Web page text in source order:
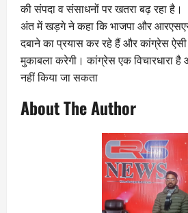
की संपदा व संसाधनों पर खतरा बढ़ रहा है।
अंत में खड़गे ने कहा कि भाजपा और
दबाने का प्रयास कर रहे हैं और कांग्रेस
मुकाबला करेगी। कांग्रेस एक विचारधारा है
नहीं किया जा सकता
About The Author